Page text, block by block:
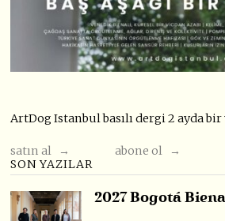
ArtDog Istanbul basılı dergi 2 ayda bir
satın al →
abone ol →
SON YAZILAR
2027 Bogotá